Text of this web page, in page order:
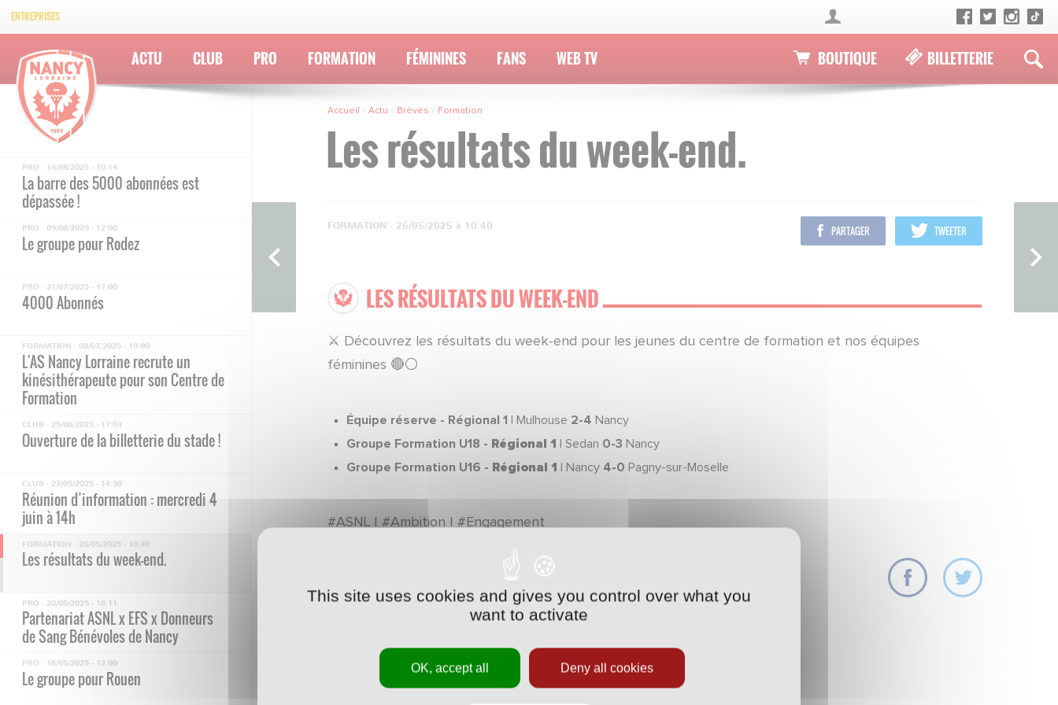
ENTREPRISES
ACTU CLUB PRO FORMATION FÉMININES FANS WEB TV BOUTIQUE BILLETTERIE
Dunkerque
PRO ·15/08/2025 - 12:00
LE GROUPE #ASNLUSBCO
FORMATION · 15/08/2025 - 08:00
L'AS Nancy Lorraine recrute un
kinésithérapeute
PRO · 14/08/2025 - 10:14
La barre des 5000 abonnées est
dépassée !
PRO · 09/08/2025 - 12:00
Le groupe pour Rodez
PRO · 21/07/2025 - 17:00
4000 Abonnés
FORMATION · 08/07/2025 - 19:00
L'AS Nancy Lorraine recrute un
kinésithérapeute pour son Centre de
Formation
CLUB · 25/06/2025 - 17:03
Ouverture de la billetterie du stade !
CLUB · 27/05/2025 - 14:30
Réunion d’information : mercredi 4
juin à 14h
FORMATION · 26/05/2025 - 10:40
Les résultats du week-end.
PRO · 20/05/2025 - 16:11
Partenariat ASNL x EFS x Donneurs
de Sang Bénévoles de Nancy
PRO · 16/05/2025 - 12:00
Le groupe pour Rouen
Accueil Actu Brèves Formation
Les résultats du week-end.
FORMATION · 26/05/2025 à 10:40 PARTAGER TWEETER
LES RÉSULTATS DU WEEK-END
⚔️ Découvrez les résultats du week-end pour les jeunes du centre de formation et nos équipes
féminines 🔴⚪️
Équipe réserve - Régional 1 | Mulhouse 2-4 Nancy
Groupe Formation U18 - Régional 1 Sedan 0-3 Nancy
Groupe Formation U16 - Régional 1 Nancy 4-0 Pagny-sur-Moselle
#ASNL I #Ambition I #Engagement
This site uses cookies and gives you control over what you
want to activate
OK, accept all Deny all cookies